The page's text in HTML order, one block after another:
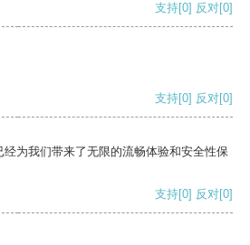
支持[0] 反对[0]
支持[0] 反对[0]
为我们带来了无限的流畅体验和安全性保
支持[0] 反对[0]